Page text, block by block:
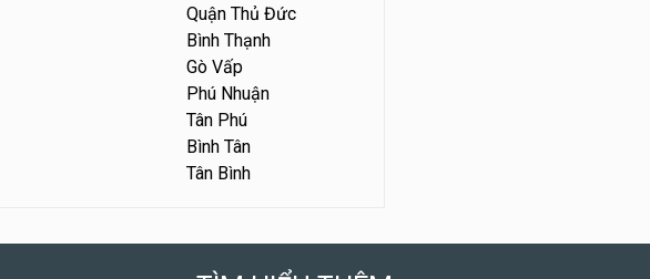
Quận Thủ Đức
Bình Thạnh
Gò Vấp
Phú Nhuận
Tân Phú
Bình Tân
Tân Bình